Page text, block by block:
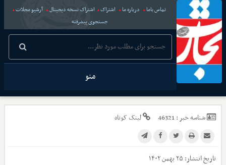
تماس باما درباره ما اشتراک اشتراک نسخه دیجیتال
آرشیو مجلات
جستجوی پیشرفته
منو
شناسه خبر :46321 لینک کوتاه
تاریخ انتشار: ۲۵ بهمن ۱۴۰۲